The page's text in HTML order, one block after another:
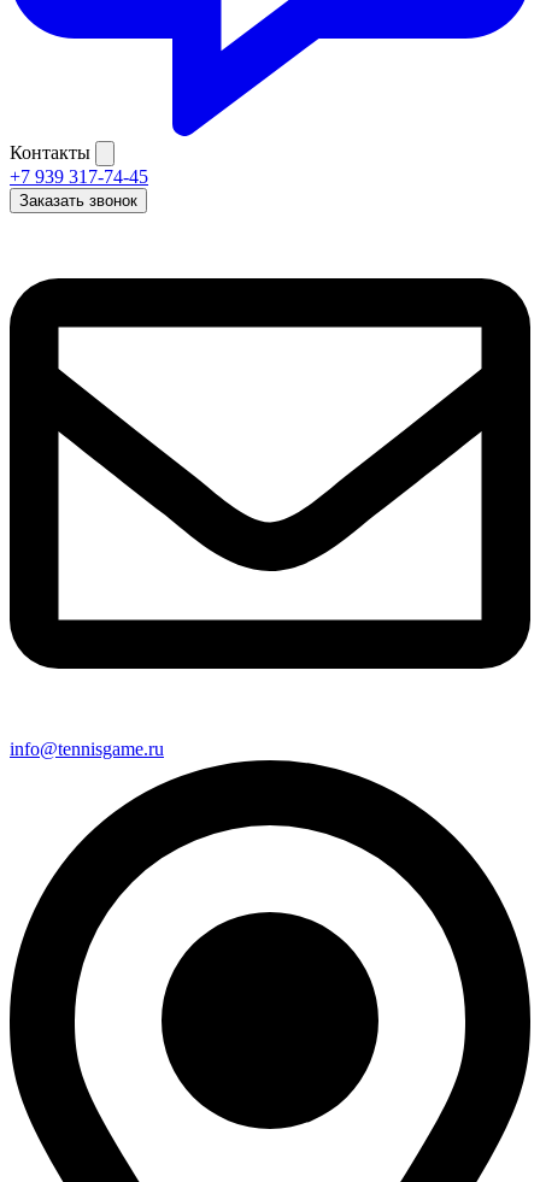
Контакты
+7 939 317-74-45
Заказать звонок
info@tennisgame.ru